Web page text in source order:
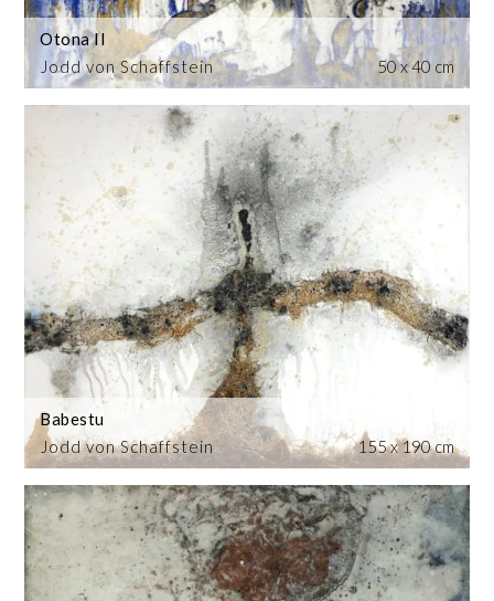
Jodd von Schaffstein
Otona II
50 x 40 cm
Jodd von Schaffstein
Babestu
155 x 190 cm